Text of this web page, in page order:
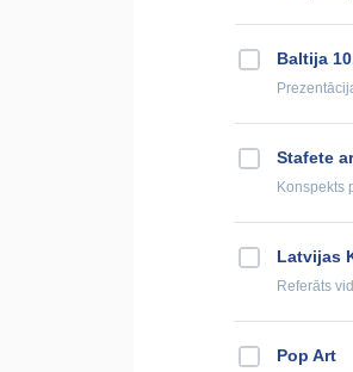
Baltija
Stafete
Konspekts
Latvijas
Referāts
Pop Art